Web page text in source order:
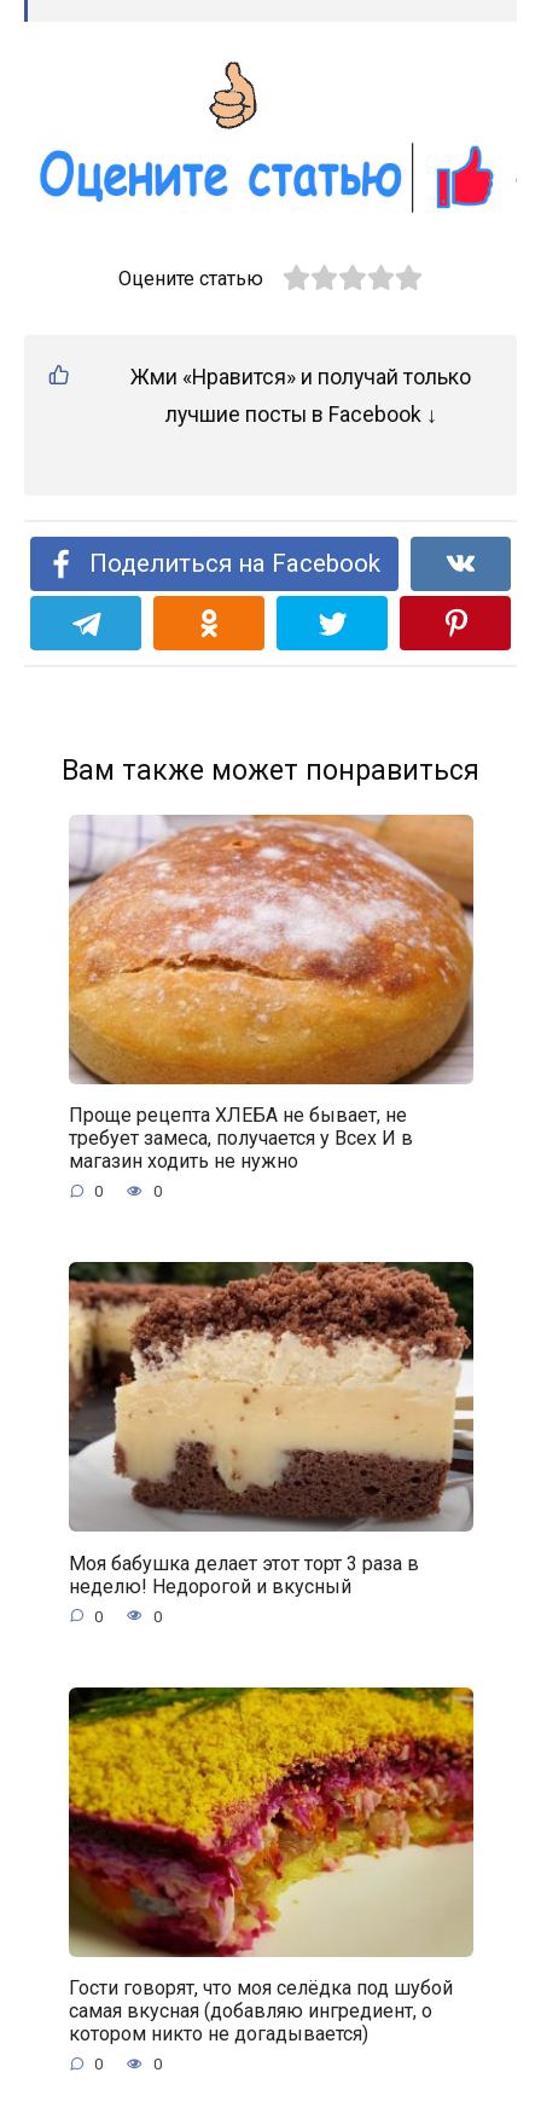
Оцените статью
Жми «Нравится» и получай только
лучшие посты в Facebook ↓
Поделиться на Facebook
Вам также может понравиться
Проще рецепта ХЛЕБА не бывает, не
требует замеса, получается у Всех И в
магазин ходить не нужно
0 0
Моя бабушка делает этот торт 3 раза в
неделю! Недорогой и вкусный
0 0
Гости говорят, что моя селёдка под шубой
самая вкусная (добавляю ингредиент, о
котором никто не догадывается)
0 0